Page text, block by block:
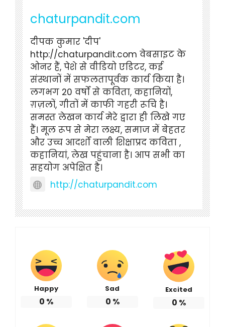
chaturpandit.com
दीपक कुमार 'दीप'
http://chaturpandit.com वेबसाइट के
ओनर हैं, पेशे से वीडियो एडिटर, कई
संस्थानों में सफलतापूर्वक कार्य किया है।
लगभग 20 वर्षों से कविता, कहानियों,
ग़ज़लों, गीतों में काफी गहरी रूचि है।
समस्त लेखन कार्य मेरे द्वारा ही लिखे गए
हैं। मूल रूप से मेरा लक्ष्य, समाज में बेहतर
और उच्च आदर्शों वाली शिक्षाप्रद कविता ,
कहानियां, लेख पहुंचाना है। आप सभी का
सहयोग अपेक्षित है।
http://chaturpandit.com
Happy
0 %
Sad
0 %
Excited
0 %